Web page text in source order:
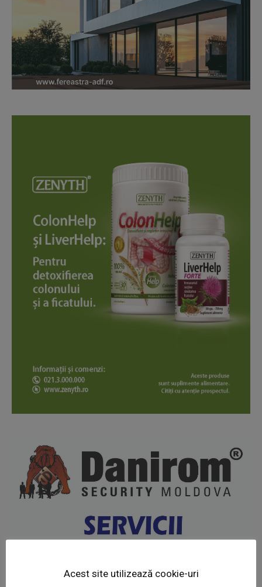
News Week
Acest site utilizează cookie-uri